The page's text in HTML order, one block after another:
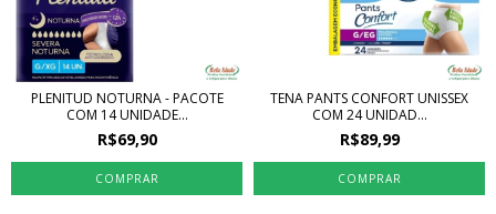
PLENITUD NOTURNA - PACOTE
COM 14 UNIDADE...
R$69,90
COMPRAR
TENA PANTS CONFORT UNISSEX
COM 24 UNIDAD...
R$89,99
COMPRAR